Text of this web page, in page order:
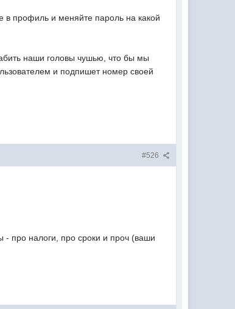
в профиль и меняйте пароль на какой
наши головы чушью, что бы мы
и подпишет номер своей
#526
- про налоги, про сроки и проч (ваши